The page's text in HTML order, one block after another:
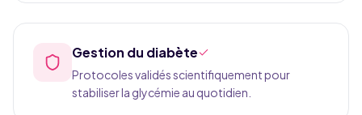
Gestion du diabète
Protocoles validés scientifiquement pour
stabiliser la glycémie au quotidien.